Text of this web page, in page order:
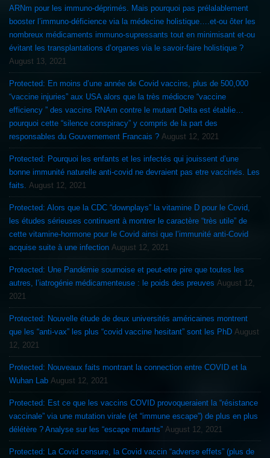
ARNm pour les immuno-déprimés. Mais pourquoi pas prélalablement
booster l’immuno-déficience via la médecine holistique….et-ou ôter les
nombreux médicaments immuno-supressants tout en minimisant et-ou
évitant les transplantations d’organes via le savoir-faire holistique ?
August 13, 2021
Protected: En moins d’une année de Covid vaccins, plus de 500,000
“vaccine injuries” aux USA alors que la très médiocre “vaccine
efficiency ” des vaccins RNAm contre le mutant Delta est établie…
pourquoi cette “silence conspiracy” y compris de la part des
responsables du Gouvernement Francais ? August 12, 2021
Protected: Pourquoi les enfants et les infectés qui jouissent d’une
bonne immunité naturelle anti-covid ne devraient pas etre vaccinés. Les
faits.
August 12, 2021
Protected: Alors que la CDC “downplays” la vitamine D pour le Covid,
les études sérieuses continuent à montrer le caractère “très utile” de
cette vitamine-hormone pour le Covid ainsi que l’immunité anti-Covid
acquise suite à une infection August 12, 2021
Protected: Une Pandémie sournoise et peut-etre pire que toutes les
autres, l’iatrogénie médicamenteuse : le poids des preuves August 12,
2021
Protected: Nouvelle étude de deux universités américaines montrent
que les “anti-vax” les plus “covid vaccine hesitant” sont les PhD August
12, 2021
Protected: Nouveaux faits montrant la connection entre COVID et la
Wuhan Lab August 12, 2021
Protected: Est ce que les vaccins COVID provoqueraient la “résistance
vaccinale” via une mutation virale (et “immune escape”) de plus en plus
délétère ? Analyse sur les “escape mutants” August 12, 2021
Protected: La Covid censure, la Covid vaccin “adverse effets” (plus de